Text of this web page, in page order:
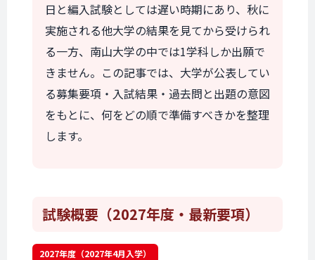
日と編入試験としては遅い時期にあり、秋に
実施される他大学の結果を見てから受けられ
る一方、南山大学の中では1学科しか出願で
きません。この記事では、大学が公表してい
る募集要項・入試結果・過去問と出題の意図
をもとに、何をどの順で準備すべきかを整理
します。
試験概要 （2027年度・最新要項）
2027年度（2027年4月入学）